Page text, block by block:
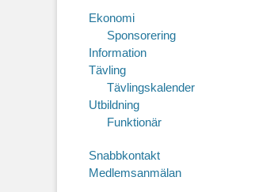
Ekonomi
Sponsorering
Information
Tävling
Tävlingskalender
Utbildning
Funktionär
Snabbkontakt
Medlemsanmälan